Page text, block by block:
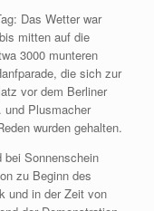
Das Wetter war
mitten auf die
3000 munteren
die sich zur
vor dem Berliner
und Plusmacher
wurden gehalten.
Sonnenschein
zu Beginn des
und in der Zeit von